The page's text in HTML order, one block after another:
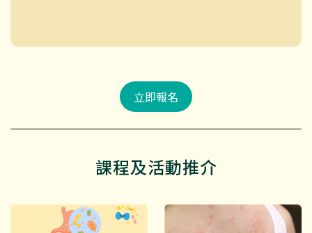
立即報名
課程及活動推介